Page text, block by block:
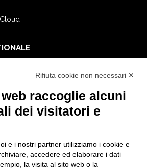
Rifiuta cookie non necessari ✕
raccoglie alcuni
dei visitatori e
e i nostri partner utilizziamo i cookie e
accedere ed elaborare i dati
la visita al sito web o la